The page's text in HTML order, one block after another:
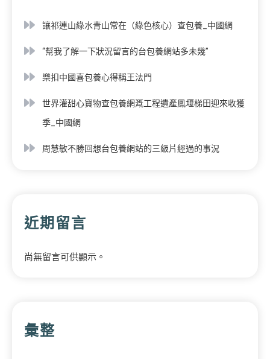
讓祁連山綠水青山常在（綠色核心）查包養_中國網
“幫我了解一下狀況留言的台包養網站多未幾”
樂扣中國喜包養心得稱王法門
世界灌甜心寶物查包養網溉工程遺產鳳堰梯田迎來收獲
季_中國網
周慧敏不勝回想台包養網站的三級片經過的事況
近期留言
尚無留言可供顯示。
彙整